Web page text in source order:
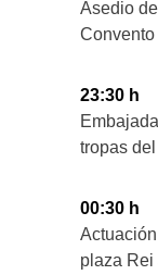
Asedio
23:30 h
tropas
00:30 h
plaza Rei